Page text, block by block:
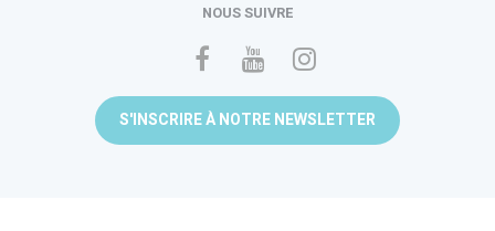
NOUS SUIVRE
S'INSCRIRE À NOTRE NEWSLETTER